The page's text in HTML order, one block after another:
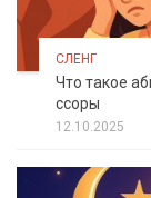
СЛЕНГ
Что такое
ссоры
12.10.2025